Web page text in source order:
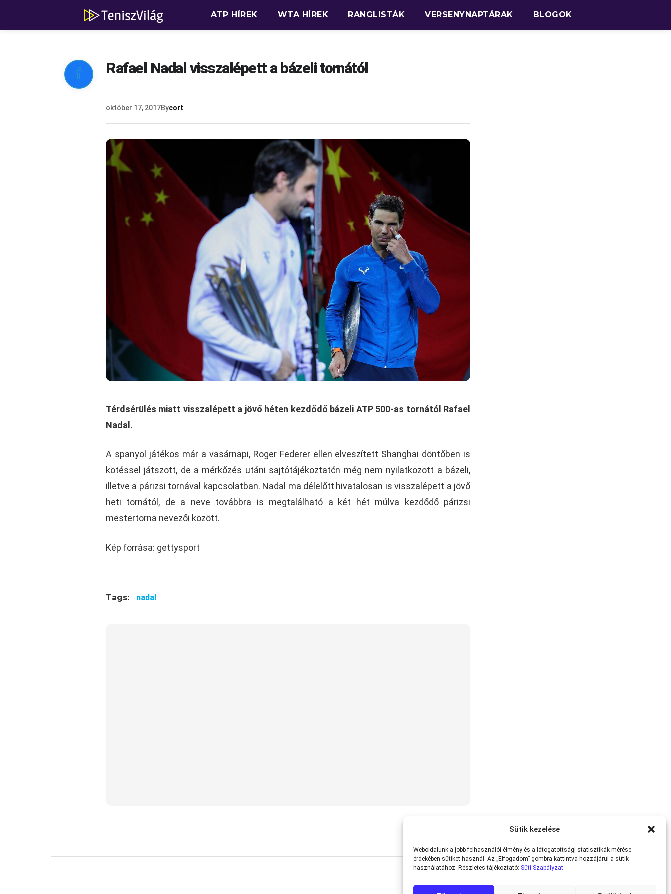
Sütik kezelése
Weboldalunk a jobb felhasználói élmény és a látogatottsági statisztikák mérése
érdekében sütiket használ. Az „Elfogadom” gombra kattintva hozzájárul a sütik
használatához. Részletes tájékoztató: Süti Szabályzat
ATP HÍREK WTA HÍREK RANGLISTÁK VERSENYNAPTÁRAK BLOGOK
 Rafael Nadal visszalépett a bázeli tornától
október 17, 2017Bycort
Térdsérülés miatt visszalépett a jövő héten kezdődő bázeli ATP 500-as tornától Rafael
Nadal.
A spanyol játékos már a vasárnapi, Roger Federer ellen elveszített Shanghai döntőben is
kötéssel játszott, de a mérkőzés utáni sajtótájékoztatón még nem nyilatkozott a bázeli,
illetve a párizsi tornával kapcsolatban. Nadal ma délelőtt hivatalosan is visszalépett a jövő
heti tornától, de a neve továbbra is megtalálható a két hét múlva kezdődő párizsi
mestertorna nevezői között.
Kép forrása: gettysport
Tags: nadal